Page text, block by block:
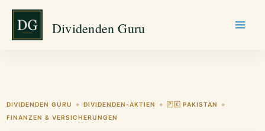
Zum
springen
Dividenden Guru
DIVIDENDEN GURU ◆ DIVIDENDEN-AKTIEN ◆ 🇵🇰 PAKISTAN ◆
FINANZEN & VERSICHERUNGEN